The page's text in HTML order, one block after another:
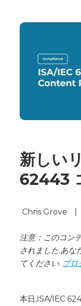
新しい
62443
Chris Grove
注意：このコン
されました.あな
てください. ブロ
本日,ISA/IEC